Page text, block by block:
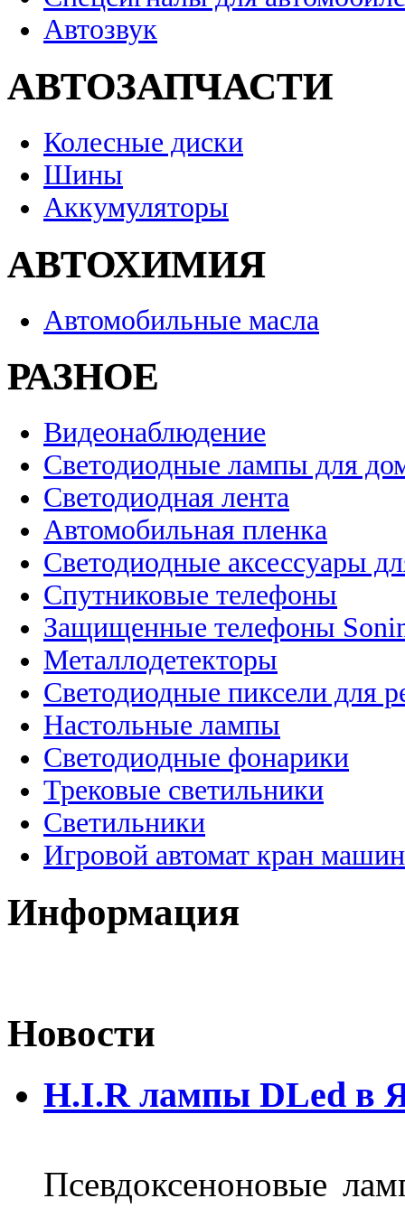
Автозвук
АВТОЗАПЧАСТИ
Колесные диски
Шины
Аккумуляторы
АВТОХИМИЯ
Автомобильные масла
РАЗНОЕ
Видеонаблюдение
Светодиодные лампы для
Светодиодная лента
Автомобильная пленка
Светодиодные аксессуары
Спутниковые телефоны
Защищенные телефоны
Металлодетекторы
Светодиодные пиксели для
Настольные лампы
Светодиодные фонарики
Трековые светильники
Светильники
Игровой автомат кран
Информация
Новости
H.I.R лампы DLed в
Псевдоксеноновые